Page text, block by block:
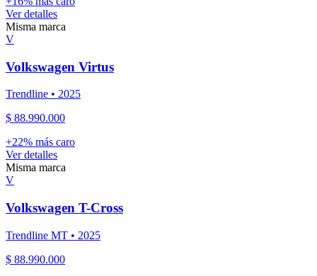
Ver detalles
Misma marca
V
Volkswagen Virtus
Trendline • 2025
$ 88.990.000
+22% más caro
Ver detalles
Misma marca
V
Volkswagen T-Cross
Trendline MT • 2025
$ 88.990.000